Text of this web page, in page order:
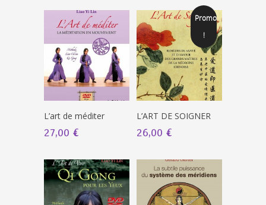
L’art de méditer
27,00 €
Promo
!
L’ART DE SOIGNER
26,00 €